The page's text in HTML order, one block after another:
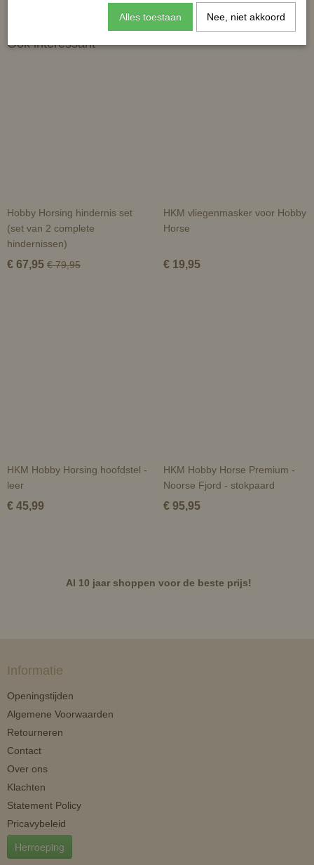
Ook interessant
Hobby Horsing hindernis set
(set van 2 complete
hindernissen)
€ 67,95 € 79,95
HKM vliegenmasker voor Hobby
Horse
€ 19,95
HKM Hobby Horsing hoofdstel -
leer
€ 45,99
HKM Hobby Horse Premium -
Noorse Fjord - stokpaard
€ 95,95
Al 10 jaar shoppen voor de beste prijs!
Informatie
Openingstijden
Algemene Voorwaarden
Retourneren
Contact
Over ons
Klachten
Statement Policy
Pricavybeleid
Herroeping
Alles toestaan Nee, niet akkoord